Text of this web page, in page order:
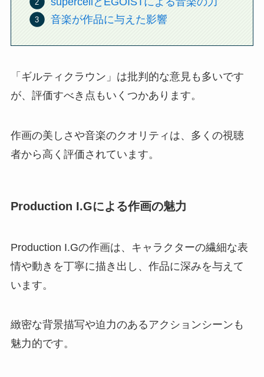
音楽が作品に与えた影響
「ギルティクラウン」は批判的な意見も多いです
が、評価すべき点もいくつかあります。
作画の美しさや音楽のクオリティは、多くの視聴
者から高く評価されています。
Production I.Gによる作画の魅力
Production I.Gの作画は、キャラクターの繊細な表
情や動きを丁寧に描き出し、作品に深みを与えて
います。
緻密な背景描写や迫力のあるアクションシーンも
魅力的です。